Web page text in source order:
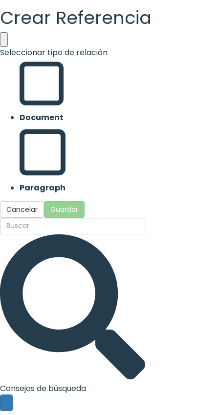
Crear Referencia
Seleccionar tipo de relación
Document
Paragraph
Cancelar Guardar
Consejos de búsqueda